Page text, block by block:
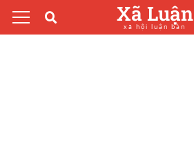
Xã Luận
xã hội luận bàn